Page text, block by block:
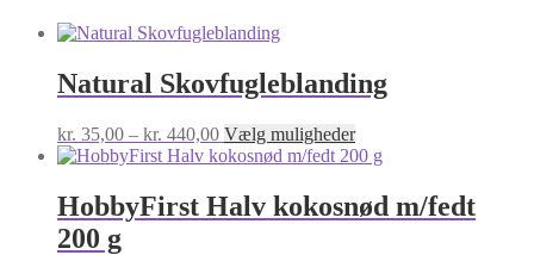
Natural Skovfugleblanding
kr. 35,00 – kr. 440,00Prisinterval:
kr. 35,00
kr. 440,00
Vælg mulighederDette
vare
flere
varianter.
HobbyFirst Halv kokosnød m/fedt
200 g